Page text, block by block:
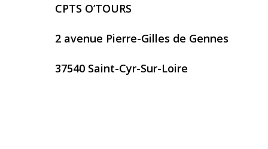
CPTS O’TOURS
2 avenue Pierre-Gilles de Gennes
37540 Saint-Cyr-Sur-Loire